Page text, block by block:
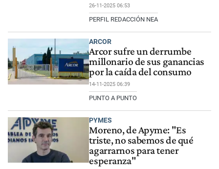
26-11-2025 06:53
PERFIL REDACCIÓN NEA
ARCOR
Arcor sufre un derrumbe
millonario de sus ganancias
por la caída del consumo
14-11-2025 06:39
PUNTO A PUNTO
PYMES
Moreno, de Apyme: "Es
triste, no sabemos de qué
agarrarnos para tener
esperanza"